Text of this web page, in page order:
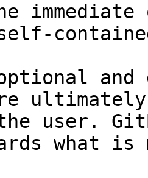
and
user.
what